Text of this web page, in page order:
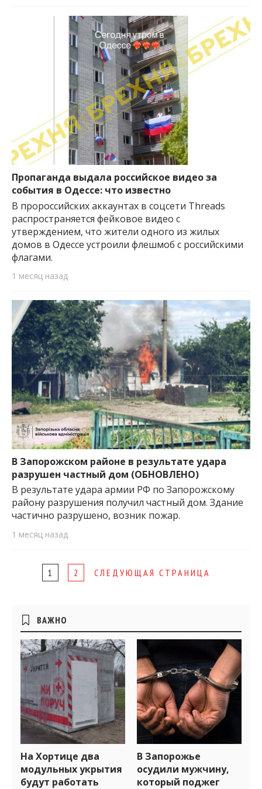
Пропаганда выдала российское видео за
события в Одессе: что известно
В пророссийских аккаунтах в соцсети Threads
распространяется фейковое видео с
утверждением, что жители одного из жилых
домов в Одессе устроили флешмоб с российскими
флагами.
1 месяц назад
В Запорожском районе в результате удара
разрушен частный дом (ОБНОВЛЕНО)
В результате удара армии РФ по Запорожскому
району разрушения получил частный дом. Здание
частично разрушено, возник пожар.
1 месяц назад
1 2 СЛЕДУЮЩАЯ СТРАНИЦА
Боковые
виджеты
ВАЖНО
На Хортице два
модульных укрытия
будут работать
В Запорожье
осудили мужчину,
который поджег